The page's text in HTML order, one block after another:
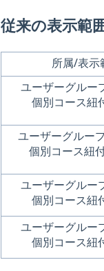
従来の表示範
所属/表示
ユーザーグルー
個別コース紐
ユーザーグルー
個別コース紐
ユーザーグルー
個別コース紐
ユーザーグルー
個別コース紐